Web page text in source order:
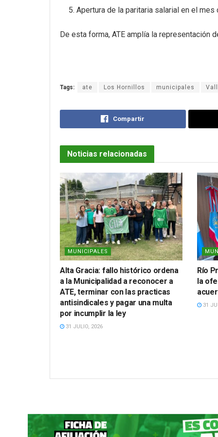
Apertura de la paritaria salarial en el mes
De esta forma, ATE amplía la representación
Tags: ate Los Hornillos municipales
Compartir
Noticias relacionadas
MUNICIPALES
Alta Gracia: fallo histórico ordena
a la Municipalidad a reconocer a
ATE, terminar con las practicas
antisindicales y pagar una multa
por incumplir la ley
31 JULIO, 2026
Río
la
31